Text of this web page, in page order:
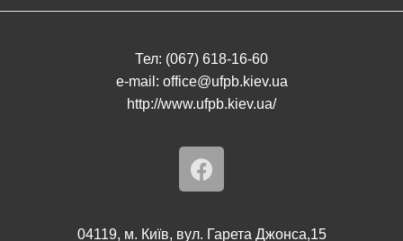
Тел: (067) 618-16-60
e-mail: office@ufpb.kiev.ua
http://www.ufpb.kiev.ua/
04119, м. Київ, вул. Гарета Джонса,15